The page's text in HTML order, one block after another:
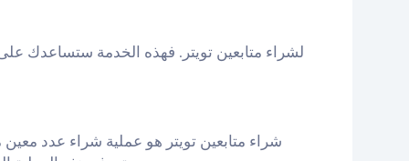
شراء متابعين تويتر هو عملية شراء عدد